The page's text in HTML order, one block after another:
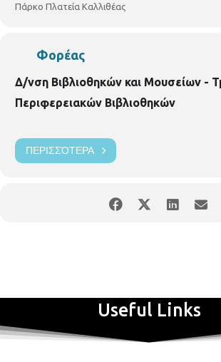
Πάρκο Πλατεία Καλλιθέας
Φορέας
Δ/νση Βιβλιοθηκών και Μουσείων -
Περιφερειακών Βιβλιοθηκών
ΠΕΡΙΣΣΌΤΕΡΑ
Useful Links